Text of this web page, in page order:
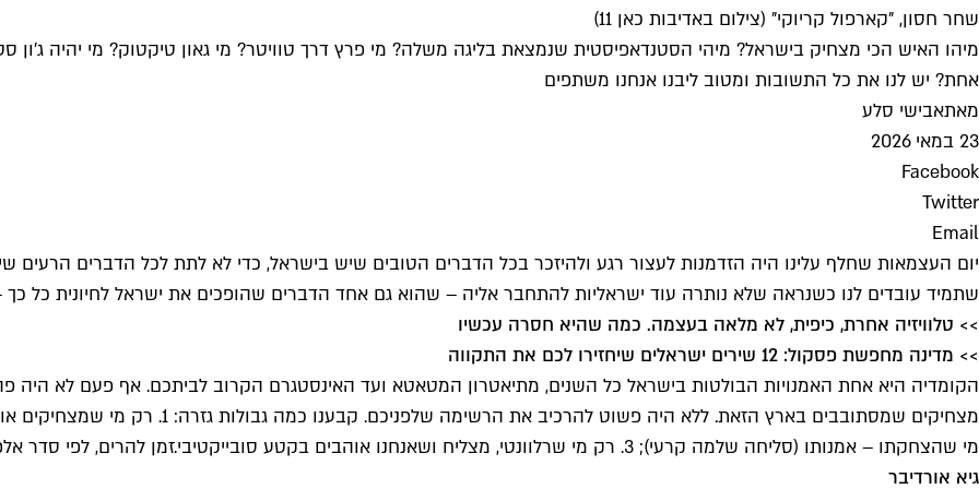
שחר חסון, "קארפול קריוקי" (צילום באדיבות כאן 11)
מיהו האיש הכי מצחיק בישראל? מיהי הסטנדאפיסטית שנמצאת בליגה משלה? מי פרץ דרך טוויטר? מי גאון טיקטוק? מי יהיה
אחת? יש לנו את כל התשובות ומטוב ליבנו אנחנו משתפים
מאתאבישי סלע
23 במאי 2026
Facebook
Twitter
Email
יום העצמאות שחלף עלינו היה הזדמנות לעצור רגע ולהיזכר בכל הדברים הטובים שיש בישראל, כדי לא לתת לכל הדברים
שתמיד עובדים לנו כשנראה שלא נותרה עוד ישראליות להתחבר אליה – שהוא גם אחד הדברים שהופכים את ישראל לחיונית כל
>> טלוויזיה אחרת, כיפית, לא מלאה בעצמה. כמה שהיא חסרה עכשיו
>> מדינה מחפשת פסקול: 12 שירים ישראלים שיחזירו לכם את התקווה
הקומדיה היא אחת האמנויות הבולטות בישראל כל השנים, מתיאטרון המטאטא ועד האינסטגרם הקרוב לביתכם. אף פעם לא היה
מי שהצחקתו – אמנותו (סליחה שלמה קרעי); 3. רק מי שרלוונטי, מצליח ושאנחנו אוהבים בקטע סובייקטיבי.
זמן להרים, לפי סדר
גיא אורדיבר